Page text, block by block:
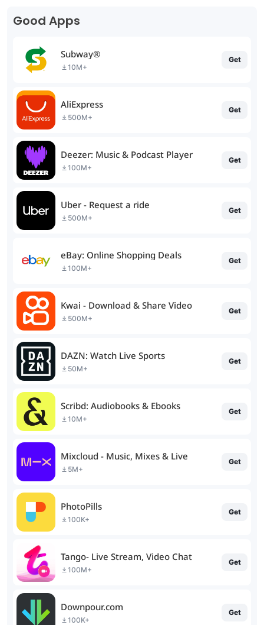
Good Apps
Subway®
10M+
Get
AliExpress
500M+
Get
Deezer: Music & Podcast Player
100M+
Get
Uber - Request a ride
500M+
Get
eBay: Online Shopping Deals
100M+
Get
Kwai - Download & Share Video
500M+
Get
DAZN: Watch Live Sports
50M+
Get
Scribd: Audiobooks & Ebooks
10M+
Get
Mixcloud - Music, Mixes & Live
5M+
Get
PhotoPills
100K+
Get
Tango- Live Stream, Video Chat
100M+
Get
Downpour.com
100K+
Get